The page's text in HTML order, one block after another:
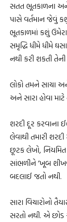
સતત ભૂતકાળના અને
પાસે વર્તમાન જેવું
ભૂતકાળમાં કશું
સમૃદ્ધિ ધીમે ધીમે
નથી કરી શકતી
લોકો તમને સાચા
અને સારા હોવા
શરદી દૂર કરવાના
લેવાથી તમારી
છૂટક લેખો, નિયમિત
સાંભળીને ‘ખૂબ
બદલાઈ જતો નથી.
સારા વિચારોનો
સરતો નથી. એ છોડ